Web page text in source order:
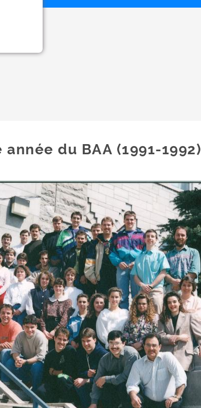
année du BAA (1991-1992)